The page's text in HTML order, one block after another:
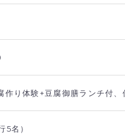
り体験+豆腐御膳ランチ付、
5名）